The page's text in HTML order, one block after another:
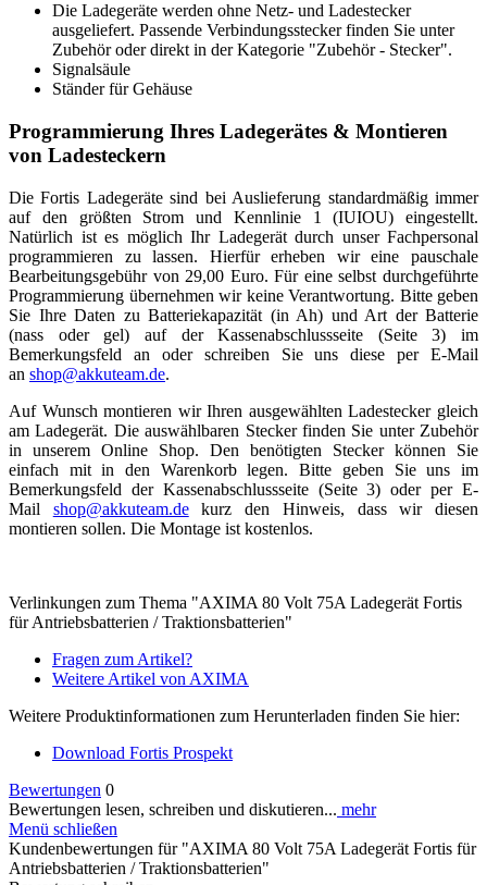
Die Ladegeräte werden ohne Netz- und Ladestecker
ausgeliefert. Passende Verbindungsstecker finden Sie unter
Zubehör oder direkt in der Kategorie "Zubehör - Stecker".
Signalsäule
Ständer für Gehäuse
Programmierung Ihres Ladegerätes & Montieren
von Ladesteckern
Die Fortis Ladegeräte sind bei Auslieferung standardmäßig immer
auf den größten Strom und Kennlinie 1 (IUIOU) eingestellt.
Natürlich ist es möglich Ihr Ladegerät durch unser Fachpersonal
programmieren zu lassen. Hierfür erheben wir eine pauschale
Bearbeitungsgebühr von 29,00 Euro. Für eine selbst durchgeführte
Programmierung übernehmen wir keine Verantwortung. Bitte geben
Sie Ihre Daten zu Batteriekapazität (in Ah) und Art der Batterie
(nass oder gel) auf der Kassenabschlussseite (Seite 3) im
Bemerkungsfeld an oder schreiben Sie uns diese per E-Mail
an shop@akkuteam.de.
Auf Wunsch montieren wir Ihren ausgewählten Ladestecker gleich
am Ladegerät. Die auswählbaren Stecker finden Sie unter Zubehör
in unserem Online Shop. Den benötigten Stecker können Sie
einfach mit in den Warenkorb legen. Bitte geben Sie uns im
Bemerkungsfeld der Kassenabschlussseite (Seite 3) oder per E-
Mail shop@akkuteam.dekurz den Hinweis, dass wir diesen
montieren sollen. Die Montage ist kostenlos.
Verlinkungen zum Thema "AXIMA 80 Volt 75A Ladegerät Fortis
für Antriebsbatterien / Traktionsbatterien"
Fragen zum Artikel?
Weitere Artikel von AXIMA
Weitere Produktinformationen zum Herunterladen finden Sie hier:
Download Fortis Prospekt
Bewertungen 0
Bewertungen lesen, schreiben und diskutieren... mehr
Menü schließen
Kundenbewertungen für "AXIMA 80 Volt 75A Ladegerät Fortis für
Antriebsbatterien / Traktionsbatterien"